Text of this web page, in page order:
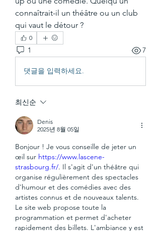
connaîtrait-il un théâtre ou un club
qui vaut le détour ?
0
1 7
댓글을 입력하세요.
최신순
Denis
2025년 8월 05일
Bonjour ! Je vous conseille de jeter un
œil sur https://www.lascene-
strasbourg.fr/. Il s'agit d'un théâtre qui
organise régulièrement des spectacles
d'humour et des comédies avec des
artistes connus et de nouveaux talents.
Le site web propose toute la
programmation et permet d'acheter
rapidement des billets. L'ambiance y est